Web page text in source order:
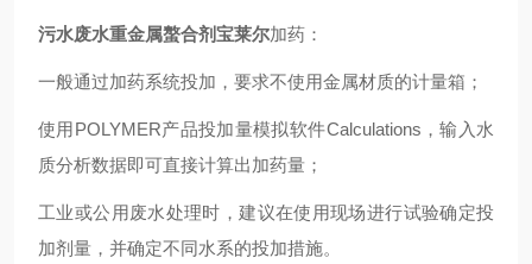
污水废水重金属螯合剂宝莱尔加药：
一般通过加药系统投加，要求不使用金属材质的计量箱；
使用POLYMER产品投加量模拟软件Calculations，输入水
质分析数据即可直接计算出加药量；
工业或公用废水处理时，建议在使用现场进行试验确定投
加剂量，并确定不同水系的投加措施。